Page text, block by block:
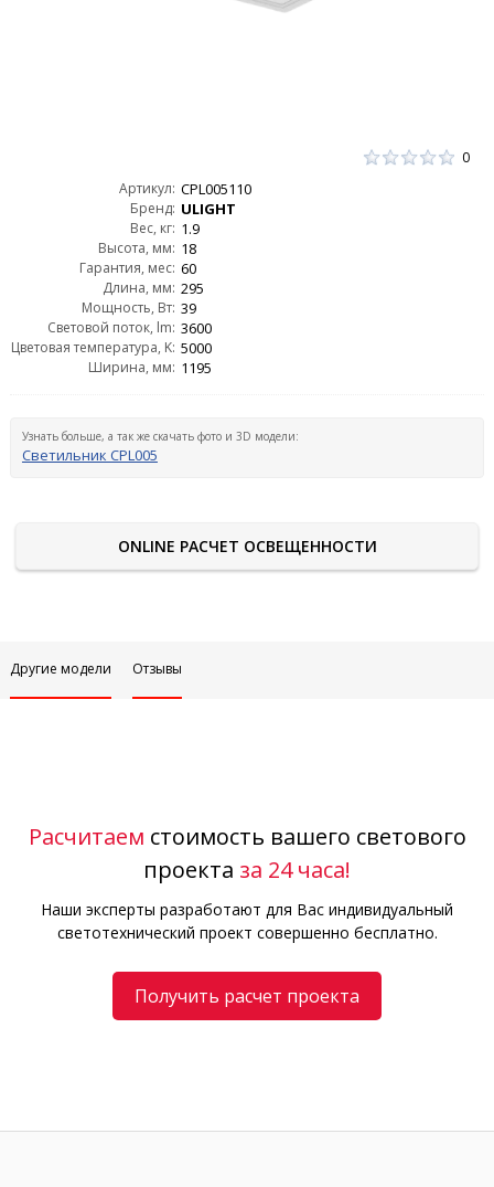
0
Артикул: CPL005110
Бренд: ULIGHT
Вес, кг: 1.9
Высота, мм: 18
Гарантия, мес: 60
Длина, мм: 295
Мощность, Вт: 39
Световой поток, lm: 3600
Цветовая температура, K: 5000
Ширина, мм: 1195
Узнать больше, а так же скачать фото и 3D модели:
Светильник CPL005
ONLINE РАСЧЕТ ОСВЕЩЕННОСТИ
Другие модели Отзывы
Расчитаем стоимость вашего светового
проекта за 24 часа!
Наши эксперты разработают для Вас индивидуальный
светотехнический проект совершенно бесплатно.
Получить расчет проекта